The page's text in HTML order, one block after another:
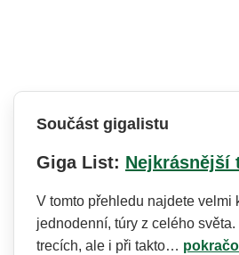
Součást gigalistu
Giga List: Nejkrásnější
V tomto přehledu najdete velmi
jednodenní, túry z celého
trecích, ale i při takto…